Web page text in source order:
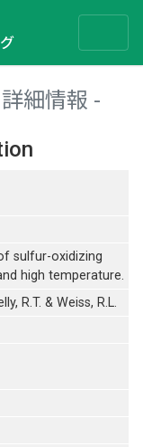
詳細情報
sulfur-oxidizing
high temperature.
R.T. & Weiss, R.L.